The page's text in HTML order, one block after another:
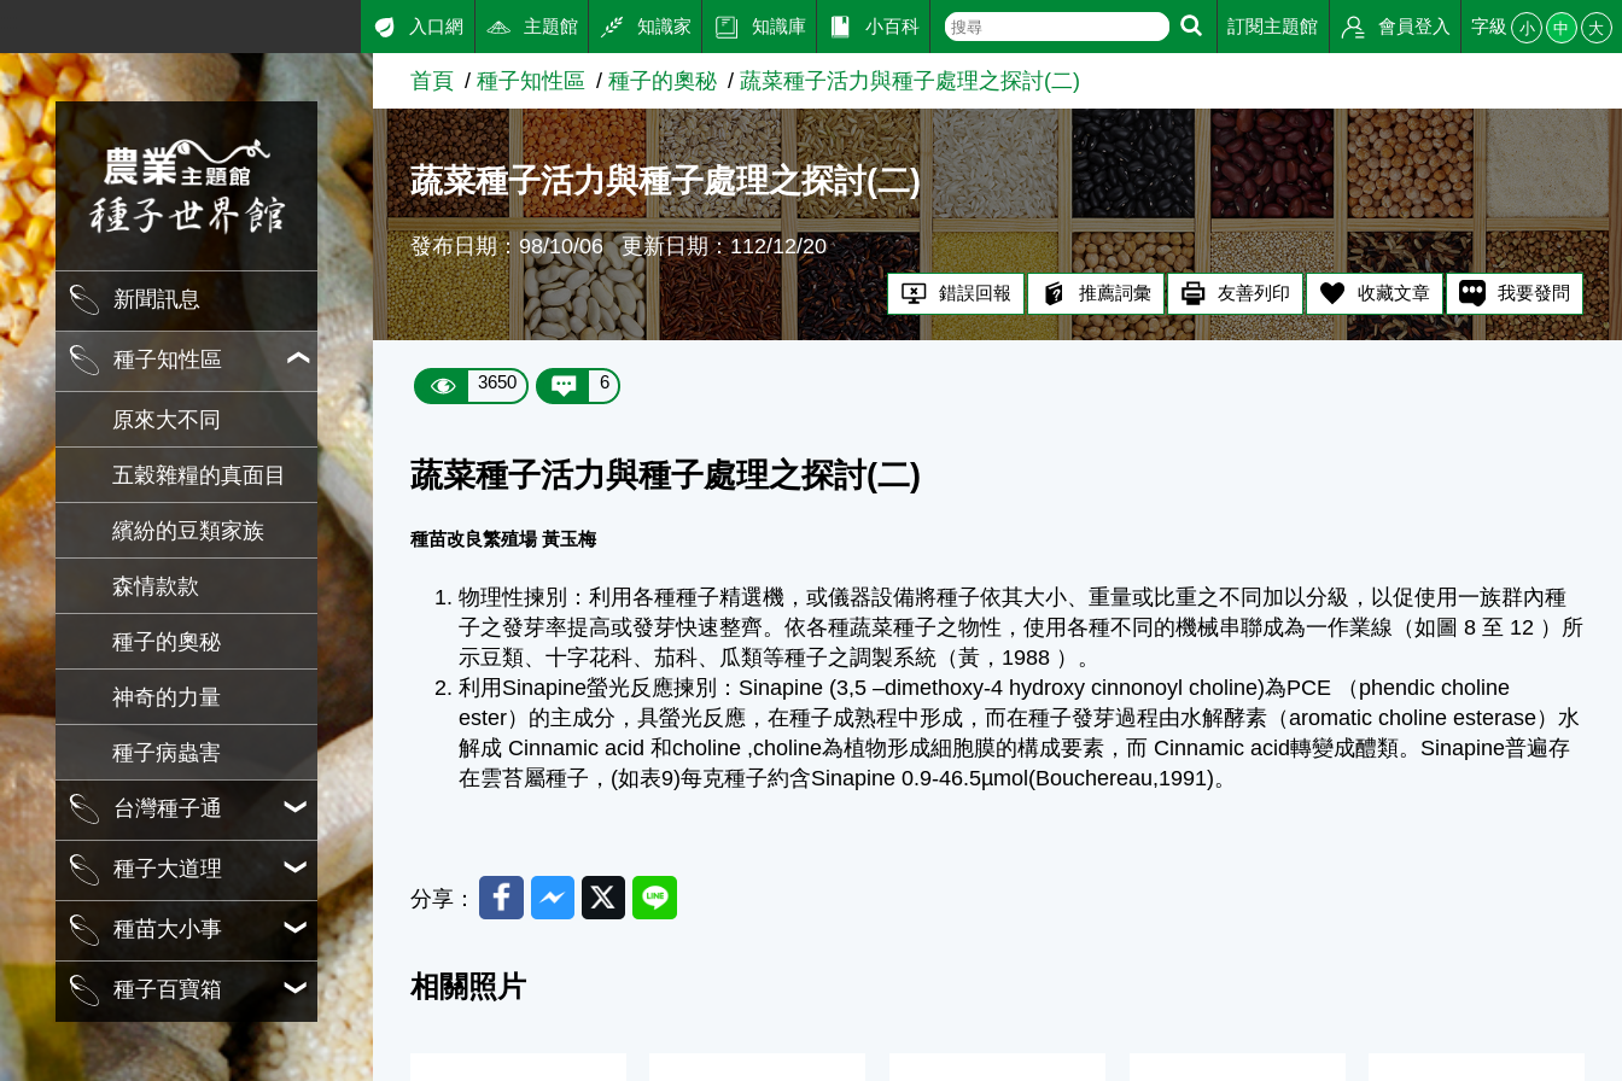
跳到主要內容
農業知識入口網
新聞訊息
種子知性區
原來大不同
五穀雜糧的真面目
繽紛的豆類家族
森情款款
種子的奧秘
神奇的力量
種子病蟲害
台灣種子通
種子大道理
種苗大小事
種子百寶箱
入口網 主題館 知識家 知識庫 小百科 訂閱主題館 會員登入 字級 小 中 大
首頁 種子知性區 種子的奧秘 蔬菜種子活力與種子處理之探討(二)
蔬菜種子活力與種子處理之探討(二)
發布日期：98/10/06 更新日期：112/12/20
錯誤回報 推薦詞彙 友善列印 收藏文章 我要發問
3650 6
蔬菜種子活力與種子處理之探討(二)
種苗改良繁殖場 黃玉梅
物理性揀別：利用各種種子精選機，或儀器設備將種子依其大小、重量或比重之不同加以分級，以促使用一族群內種
子之發芽率提高或發芽快速整齊。依各種蔬菜種子之物性，使用各種不同的機械串聯成為一作業線（如圖 8 至 12 ）所
示豆類、十字花科、茄科、瓜類等種子之調製系統（黃，1988 ）。
利用Sinapine螢光反應揀別：Sinapine (3,5 –dimethoxy-4 hydroxy cinnonoyl choline)為PCE （phendic choline
ester）的主成分，具螢光反應，在種子成熟程中形成，而在種子發芽過程由水解酵素（aromatic choline esterase）水
解成 Cinnamic acid 和choline ,choline為植物形成細胞膜的構成要素，而 Cinnamic acid轉變成醴類。Sinapine普遍存
在雲苔屬種子，(如表9)每克種子約含Sinapine 0.9-46.5µmol(Bouchereau,1991)。
分享： FacebookMessenger
TwitterLine
相關照片